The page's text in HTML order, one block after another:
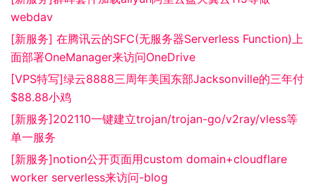
webdav
[新服务] 在腾讯云的SFC(无服务器Serverless Function)上
面部署OneManager来访问OneDrive
[VPS特写]绿云8888三周年美国东部Jacksonville的三年付
$88.88小鸡
[新服务]202110一键建立trojan/trojan-go/v2ray/vless等
单一服务
[新服务]notion公开页面用custom domain+cloudflare
worker serverless来访问-blog